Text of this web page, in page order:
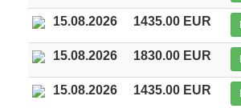
15.08.2026 1435.00 EUR
15.08.2026 1830.00 EUR
15.08.2026 1435.00 EUR